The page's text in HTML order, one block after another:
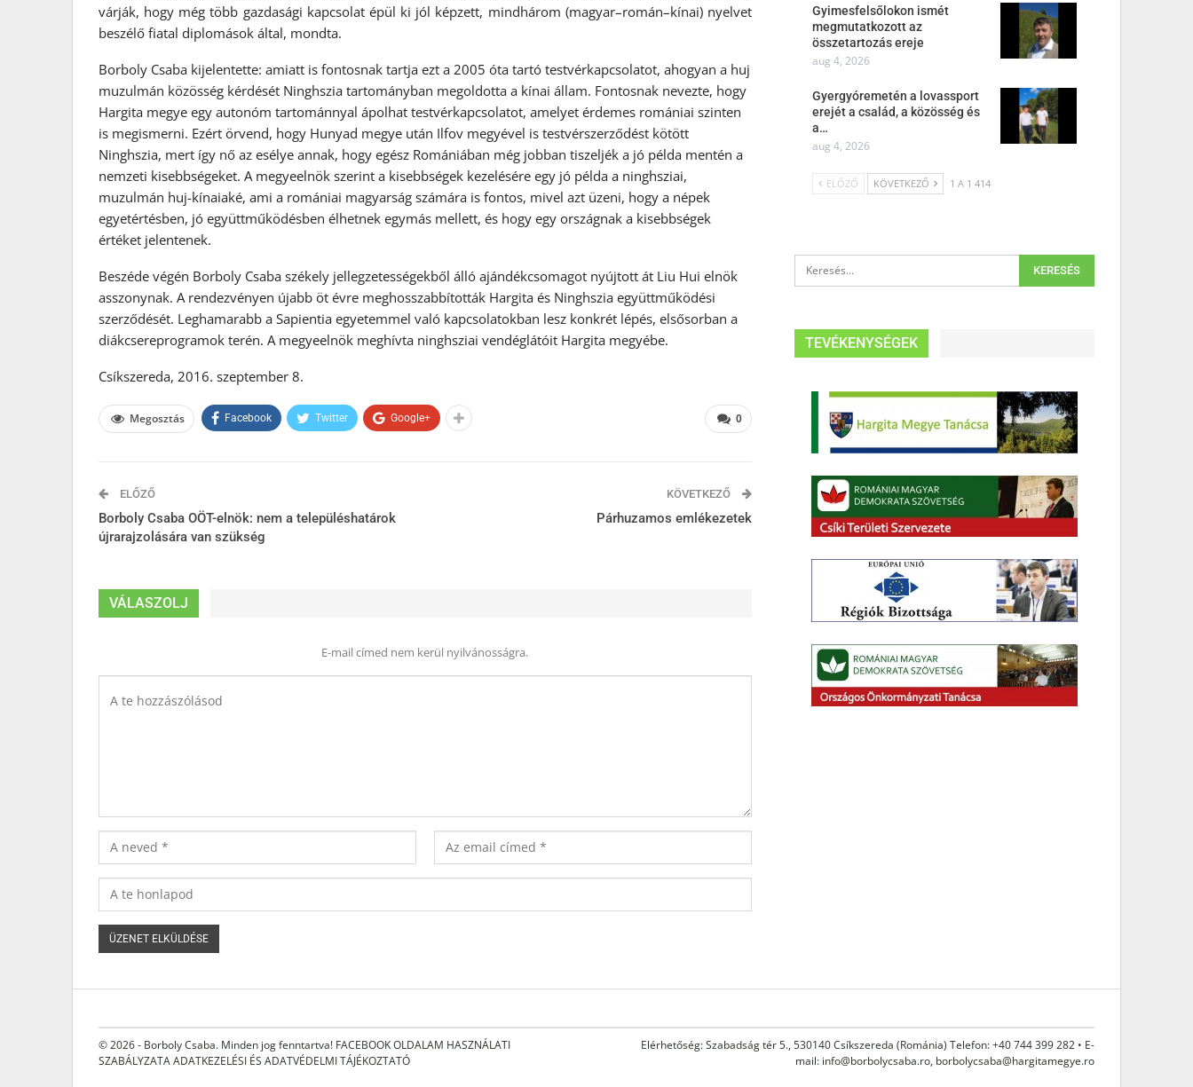
várják, hogy még több gazdasági kapcsolat épül ki jól képzett, mindhárom (magyar–román–kínai) nyelvet
beszélő fiatal diplomások által, mondta.
Borboly Csaba kijelentette: amiatt is fontosnak tartja ezt a 2005 óta tartó testvérkapcsolatot, ahogyan a huj
muzulmán közösség kérdését Ninghszia tartományban megoldotta a kínai állam. Fontosnak nevezte, hogy
Hargita megye egy autonóm tartománnyal ápolhat testvérkapcsolatot, amelyet érdemes romániai szinten
is megismerni. Ezért örvend, hogy Hunyad megye után Ilfov megyével is testvérszerződést kötött
Ninghszia, mert így nő az esélye annak, hogy egész Romániában még jobban tiszeljék a jó példa mentén a
nemzeti kisebbségeket. A megyeelnök szerint a kisebbségek kezelésére egy jó példa a ninghsziai,
muzulmán huj-kínaiaké, ami a romániai magyarság számára is fontos, mivel azt üzeni, hogy a népek
egyetértésben, jó együttműködésben élhetnek egymás mellett, és hogy egy országnak a kisebbségek
értéket jelentenek.
Beszéde végén Borboly Csaba székely jellegzetességekből álló ajándékcsomagot nyújtott át Liu Hui elnök
asszonynak. A rendezvényen újabb öt évre meghosszabbították Hargita és Ninghszia együttműködési
szerződését. Leghamarabb a Sapientia egyetemmel való kapcsolatokban lesz konkrét lépés, elsősorban a
diákcsereprogramok terén. A megyeelnök meghívta ninghsziai vendéglátóit Hargita megyébe.
Csíkszereda, 2016. szeptember 8.
0
Megosztás Facebook Twitter Google+
ELŐZŐ
Borboly Csaba OÖT-elnök: nem a településhatárok
újrarajzolására van szükség
KÖVETKEZŐ
Párhuzamos emlékezetek
VÁLASZOLJ
E-mail címed nem kerül nyilvánosságra.
Gyimesfelsőlokon ismét
megmutatkozott az
összetartozás ereje
aug 4, 2026
Gyergyóremetén a lovassport
erejét a család, a közösség és
a…
aug 4, 2026
ELŐZŐ KÖVETKEZŐ 1 A 1 414
TEVÉKENYSÉGEK
© 2026 - Borboly Csaba. Minden jog fenntartva! FACEBOOK OLDALAM HASZNÁLATI
SZABÁLYZATAADATKEZELÉSI ÉS ADATVÉDELMI TÁJÉKOZTATÓ
Elérhetőség: Szabadság tér 5., 530140 Csíkszereda (Románia) Telefon: +40 744 399 282 • E-
mail: info@borbolycsaba.ro, borbolycsaba@hargitamegye.ro